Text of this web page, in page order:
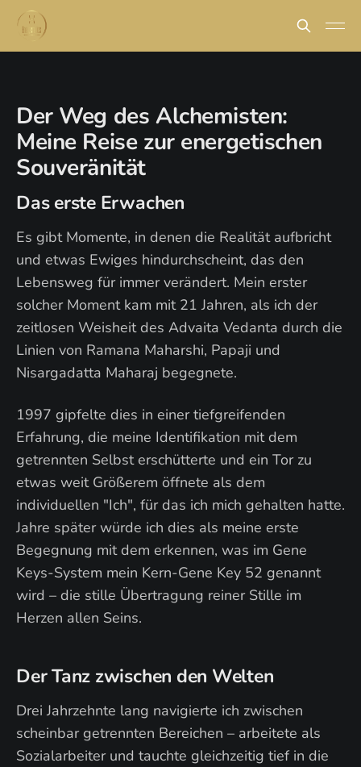
Der Weg des Alchemisten:
Meine Reise zur energetischen
Souveränität
Das erste Erwachen
Es gibt Momente, in denen die Realität aufbricht
und etwas Ewiges hindurchscheint, das den
Lebensweg für immer verändert. Mein erster
solcher Moment kam mit 21 Jahren, als ich der
zeitlosen Weisheit des Advaita Vedanta durch die
Linien von Ramana Maharshi, Papaji und
Nisargadatta Maharaj begegnete.
1997 gipfelte dies in einer tiefgreifenden
Erfahrung, die meine Identifikation mit dem
getrennten Selbst erschütterte und ein Tor zu
etwas weit Größerem öffnete als dem
individuellen "Ich", für das ich mich gehalten hatte.
Jahre später würde ich dies als meine erste
Begegnung mit dem erkennen, was im Gene
Keys-System mein Kern-Gene Key 52 genannt
wird – die stille Übertragung reiner Stille im
Herzen allen Seins.
Der Tanz zwischen den Welten
Drei Jahrzehnte lang navigierte ich zwischen
scheinbar getrennten Bereichen – arbeitete als
Sozialarbeiter und tauchte gleichzeitig tief in die